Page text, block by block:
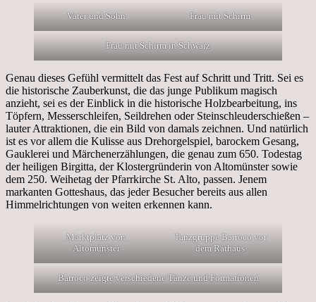
Vater und Sohn Frau mit Schirm
Frau mit Schirm in Schwarz
Genau dieses Gefühl vermittelt das Fest auf Schritt und Tritt. Sei es
die historische Zauberkunst, die das junge Publikum magisch
anzieht, sei es der Einblick in die historische Holzbearbeitung, ins
Töpfern, Messerschleifen, Seildrehen oder Steinschleuderschießen –
lauter Attraktionen, die ein Bild von damals zeichnen. Und natürlich
ist es vor allem die Kulisse aus Drehorgelspiel, barockem Gesang,
Gauklerei und Märchenerzählungen, die genau zum 650. Todestag
der heiligen Birgitta, der Klostergründerin von Altomünster sowie
dem 250. Weihetag der Pfarrkirche St. Alto, passen. Jenem
markanten Gotteshaus, das jeder Besucher bereits aus allen
Himmelrichtungen von weiten erkennen kann.
Marktplatz von
Altomünster
Tanzgruppe Barroco vor
dem Rathaus
Barroco zeigte verschiedene Tänze und Formationen